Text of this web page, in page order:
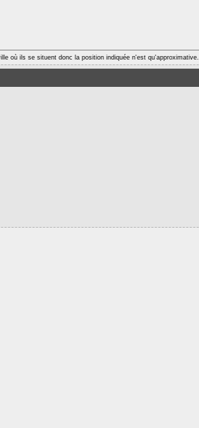
où ils se situent donc la position indiquée n'est qu'approximative.